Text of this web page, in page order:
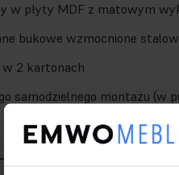
w płyty MDF z matowym
bukowe wzmocnione
w 2 kartonach
samodzielnego montażu (w